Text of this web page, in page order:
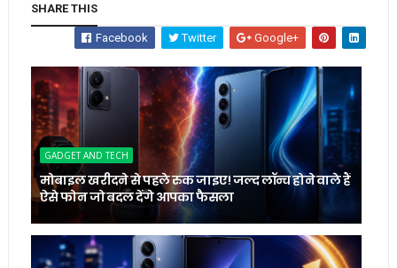
SHARE THIS
Facebook Twitter Google+
GADGET AND TECH
मोबाइल खरीदने से पहले रुक जाइए! जल्द लॉन्च होने वाले हैं
ऐसे फोन जो बदल देंगे आपका फैसला